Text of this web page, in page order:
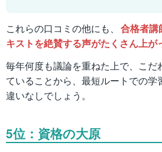
これらの口コミの他にも、 合格者講
キストを絶賛する声がたくさん上が
毎年何度も議論を重ねた上で、こだ
ていることから、最短ルートでの学
違いなしでしょう。
5位：資格の大原